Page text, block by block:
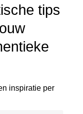
tips
inspiratie per